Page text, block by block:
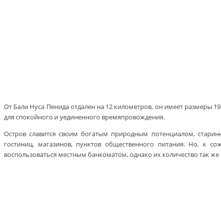
От Бали Нуса Пенида отдален на 12 километров, он имеет размеры
для спокойного и уединенного времяпровождения.
Остров славится своим богатым природным потенциалом,
гостиниц, магазинов, пунктов общественного питания. Но, к
воспользоваться местным банкоматом, однако их количество так